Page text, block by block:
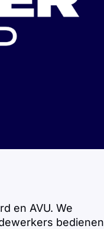
en AVU. We
bedienen